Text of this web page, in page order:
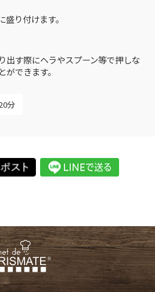
り付けます。
出す際にヘラやスプーン等で押しな
できます。
分